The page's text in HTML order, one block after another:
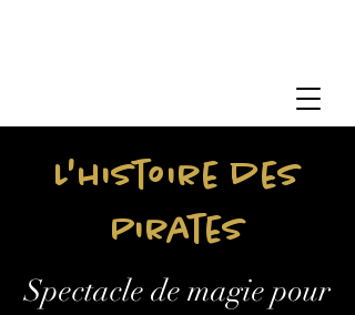
L'histoire des
Pirates
Spectacle de magie pour